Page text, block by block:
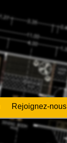
Rejoignez-nous